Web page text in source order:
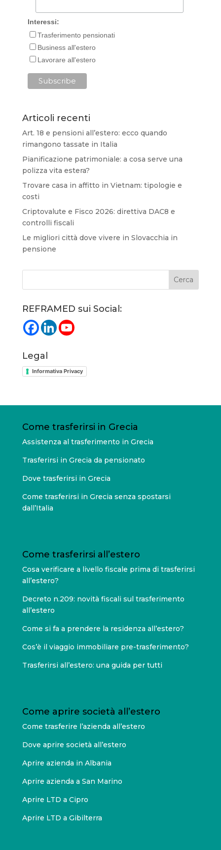
Interessi:
Trasferimento pensionati
Business all'estero
Lavorare all'estero
Articoli recenti
Art. 18 e pensioni all’estero: ecco quando
rimangono tassate in Italia
Pianificazione patrimoniale: a cosa serve una
polizza vita estera?
Trovare casa in affitto in Vietnam: tipologie e
costi
Criptovalute e Fisco 2026: direttiva DAC8 e
controlli fiscali
Le migliori città dove vivere in Slovacchia in
pensione
REFRAMED sui Social:
Legal
Informativa Privacy
Come trasferirsi in Grecia
Assistenza al trasferimento in Grecia
Trasferirsi in Grecia da pensionato
Dove trasferirsi in Grecia
Come trasferirsi in Grecia senza spostarsi
dall’Italia
Come trasferirsi all’estero
Cosa verificare a livello fiscale prima di trasferirsi
all’estero?
Decreto n.209: novità fiscali sul trasferimento
all’estero
Come si fa a prendere la residenza all’estero?
Cos’è il viaggio immobiliare pre-trasferimento?
Trasferirsi all’estero: una guida per tutti
Come aprire società all’estero
Come trasferire l’azienda all’estero
Dove aprire società all’estero
Aprire azienda in Albania
Aprire azienda a San Marino
Aprire LTD a Cipro
Aprire LTD a Gibilterra